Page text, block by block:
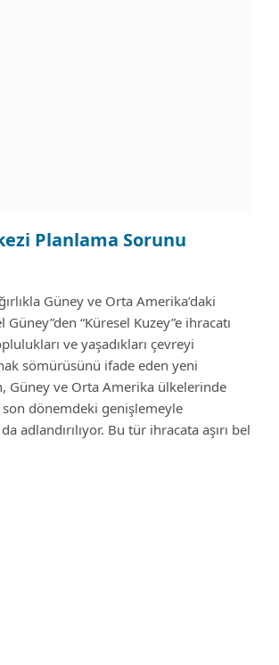
Planlama Sorunu
Güney ve Orta Amerika’daki
“Küresel Kuzey”e ihracatı
ve yaşadıkları çevreyi
sömürüsünü ifade eden yeni
Güney ve Orta Amerika ülkelerinde
dönemdeki genişlemeyle
Bu tür ihracata aşırı bel